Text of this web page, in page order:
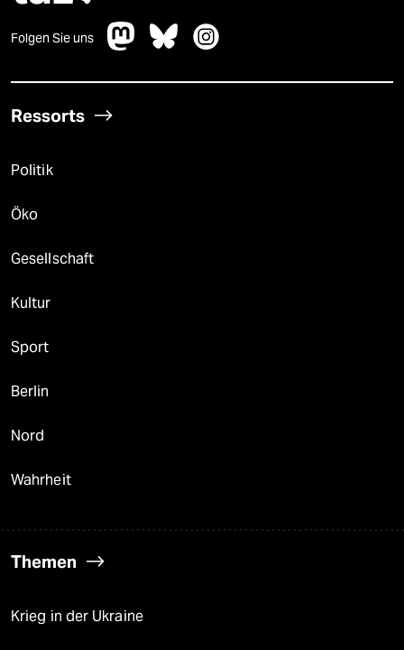
Folgen Sie uns
Ressorts
Politik
Öko
Gesellschaft
Kultur
Sport
Berlin
Nord
Wahrheit
Themen
Krieg in der Ukraine